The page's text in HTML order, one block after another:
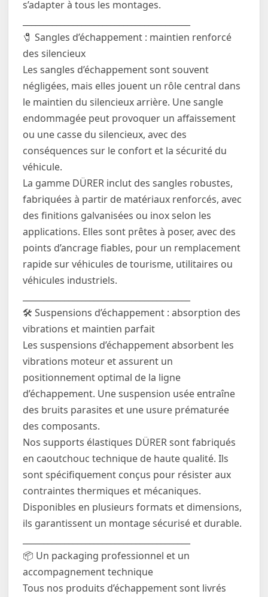
s’adapter à tous les montages.
🧷 Sangles d’échappement : maintien renforcé
des silencieux
Les sangles d’échappement sont souvent
négligées, mais elles jouent un rôle central dans
le maintien du silencieux arrière. Une sangle
endommagée peut provoquer un affaissement
ou une casse du silencieux, avec des
conséquences sur le confort et la sécurité du
véhicule.
La gamme DÜRER inclut des sangles robustes,
fabriquées à partir de matériaux renforcés, avec
des finitions galvanisées ou inox selon les
applications. Elles sont prêtes à poser, avec des
points d’ancrage fiables, pour un remplacement
rapide sur véhicules de tourisme, utilitaires ou
véhicules industriels.
🛠️ Suspensions d’échappement : absorption des
vibrations et maintien parfait
Les suspensions d’échappement absorbent les
vibrations moteur et assurent un
positionnement optimal de la ligne
d’échappement. Une suspension usée entraîne
des bruits parasites et une usure prématurée
des composants.
Nos supports élastiques DÜRER sont fabriqués
en caoutchouc technique de haute qualité. Ils
sont spécifiquement conçus pour résister aux
contraintes thermiques et mécaniques.
Disponibles en plusieurs formats et dimensions,
ils garantissent un montage sécurisé et durable.
📦 Un packaging professionnel et un
accompagnement technique
Tous nos produits d’échappement sont livrés